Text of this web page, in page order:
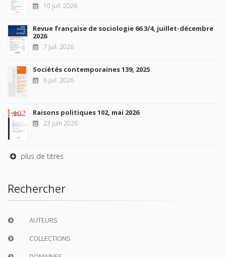
10 juil. 2026
Revue française de sociologie 66 3/4, juillet-décembre
2026
7 juil. 2026
Sociétés contemporaines 139, 2025
6 juil. 2026
Raisons politiques 102, mai 2026
23 juin 2026
plus de titres
Rechercher
AUTEURS
COLLECTIONS